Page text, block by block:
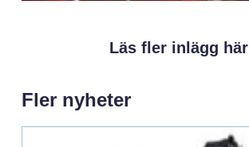
Läs fler inlägg här
Fler nyheter